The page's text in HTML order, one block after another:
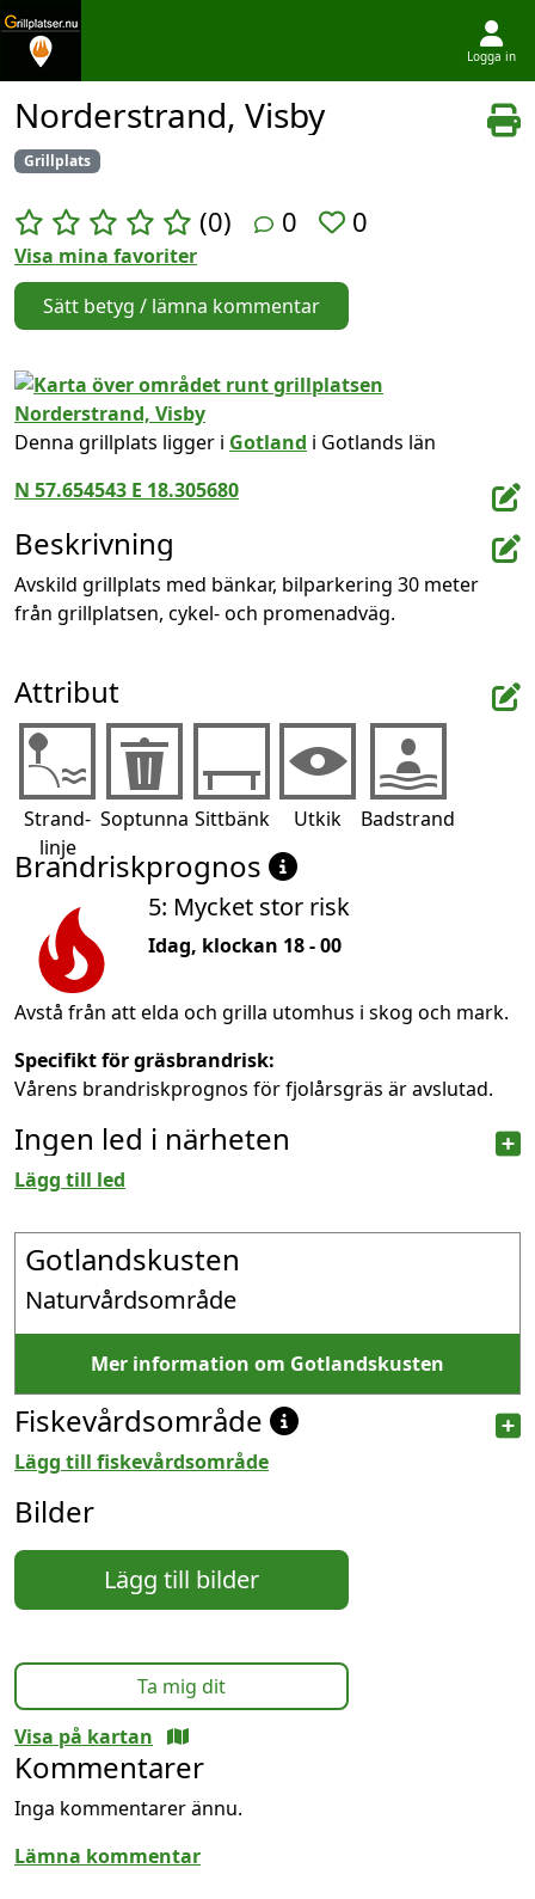
Logga in
Norderstrand, Visby
Grillplats
(0) 0 0
Visa mina favoriter
Sätt betyg / lämna kommentar
Denna grillplats ligger i Gotland i Gotlands län
N 57.654543 E 18.305680
Beskrivning
Avskild grillplats med bänkar, bilparkering 30 meter
från grillplatsen, cykel- och promenadväg.
Attribut
Strand-
linje
Soptunna Sittbänk Utkik Badstrand
Brandriskprognos
5: Mycket stor risk
Idag, klockan 18 - 00
Avstå från att elda och grilla utomhus i skog och mark.
Specifikt för gräsbrandrisk:
Vårens brandriskprognos för fjolårsgräs är avslutad.
Ingen led i närheten
Lägg till led
Gotlandskusten
Naturvårdsområde
Mer information om Gotlandskusten
Fiskevårdsområde
Lägg till fiskevårdsområde
Bilder
Lägg till bilder
Ta mig dit
Visa på kartan
Kommentarer
Inga kommentarer ännu.
Lämna kommentar